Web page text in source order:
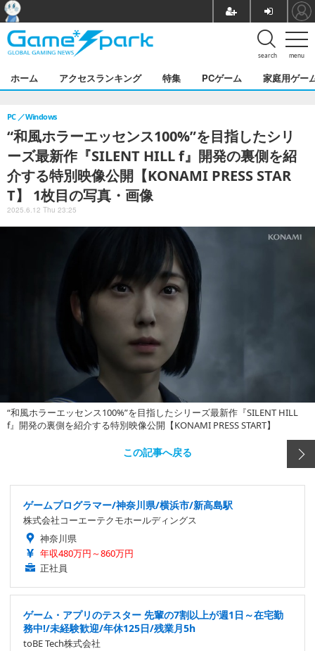
menu
search
ホーム アクセスランキング 特集 PCゲーム 家庭用ゲー
“和風ホラーエッセンス100%”を目指したシリ
ーズ最新作『SILENT HILL f』開発の裏側を紹
介する特別映像公開【KONAMI PRESS STAR
T】 1枚目の写真・画像
PC Windows
2025.6.12 Thu 23:25
“和風ホラーエッセンス100%”を目指したシリーズ最新作『SILENT HILL
f』開発の裏側を紹介する特別映像公開【KONAMI PRESS START】
この記事へ戻る
ゲームプログラマー/神奈川県/横浜市/新高島駅
株式会社コーエーテクモホールディングス
神奈川県
年収480万円～860万円
正社員
ゲーム・アプリのテスター 先輩の7割以上が週1日～在宅勤
務中!/未経験歓迎/年休125日/残業月5h
toBE Tech株式会社